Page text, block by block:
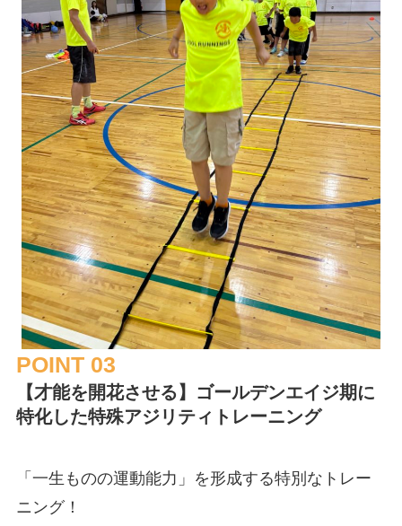
POINT 03
【才能を開花させる】ゴールデンエイジ期に
特化した特殊アジリティトレーニング
「一生ものの運動能力」を形成する特別なトレー
ニング！